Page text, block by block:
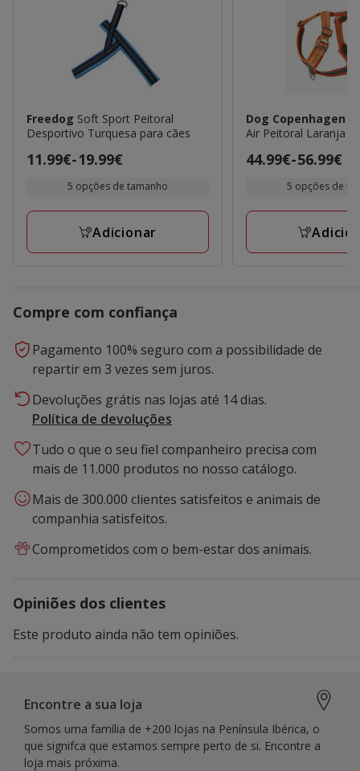
Freedog Soft Sport Peitoral
Desportivo Turquesa para cães
Preço
a
11.99€-19.99€
5 opções de tamanho
Adicionar
Dog Copenhagen
Air Peitoral Laranja
Preço
a
44.99€-56.99€
5 opções de
Compre com confiança
Pagamento 100% seguro com a possibilidade de
repartir em 3 vezes sem juros.
Devoluções grátis nas lojas até 14 dias.
Política de devoluções
Tudo o que o seu fiel companheiro precisa com
mais de 11.000 produtos no nosso catálogo.
Mais de 300.000 clientes satisfeitos e animais de
companhia satisfeitos.
Comprometidos com o bem-estar dos animais.
Opiniões dos clientes
Este produto ainda não tem opiniões.
Encontre a sua loja
Somos uma família de +200 lojas na Península Ibérica, o
que signifca que estamos sempre perto de si. Encontre a
loja mais próxima.